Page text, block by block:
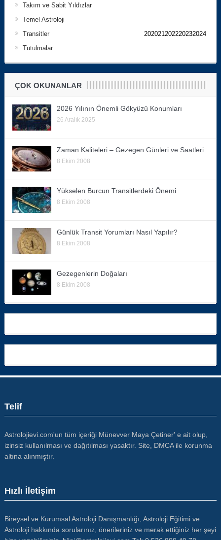
Takım ve Sabit Yıldızlar
Temel Astroloji
Transitler
202021202220232024
Tutulmalar
ÇOK OKUNANLAR
2026 Yılının Önemli Gökyüzü Konumları
26 Aralık 2025
Zaman Kaliteleri – Gezegen Günleri ve Saatleri
8 Ekim 2008
Yükselen Burcun Transitlerdeki Önemi
8 Ekim 2008
Günlük Transit Yorumları Nasıl Yapılır?
8 Ekim 2008
Gezegenlerin Doğaları
8 Ekim 2008
Telif
Astrolojievi.com'un tüm içeriği Münevver Maya Çetiner' e ait olup,
izinsiz kullanılması ve dağıtılması yasaktır. Site, DMCA ile korunma
altına alınmıştır.
Hızlı İletişim
Bireysel ve Kurumsal Astroloji Danışmanlığı, Astroloji Eğitimi ve
Astroloji hakkında sorularınız, önerileriniz ve merak ettiğiniz her şeyi